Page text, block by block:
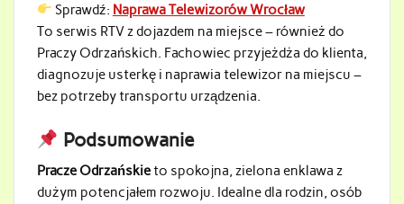
Sprawdź: Naprawa Telewizorów Wrocław
To serwis RTV z dojazdem na miejsce – również do
Praczy Odrzańskich. Fachowiec przyjeżdża do klienta,
diagnozuje usterkę i naprawia telewizor na miejscu –
bez potrzeby transportu urządzenia.
Podsumowanie
Pracze Odrzańskieto spokojna, zielona enklawa z
dużym potencjałem rozwoju. Idealne dla rodzin, osób